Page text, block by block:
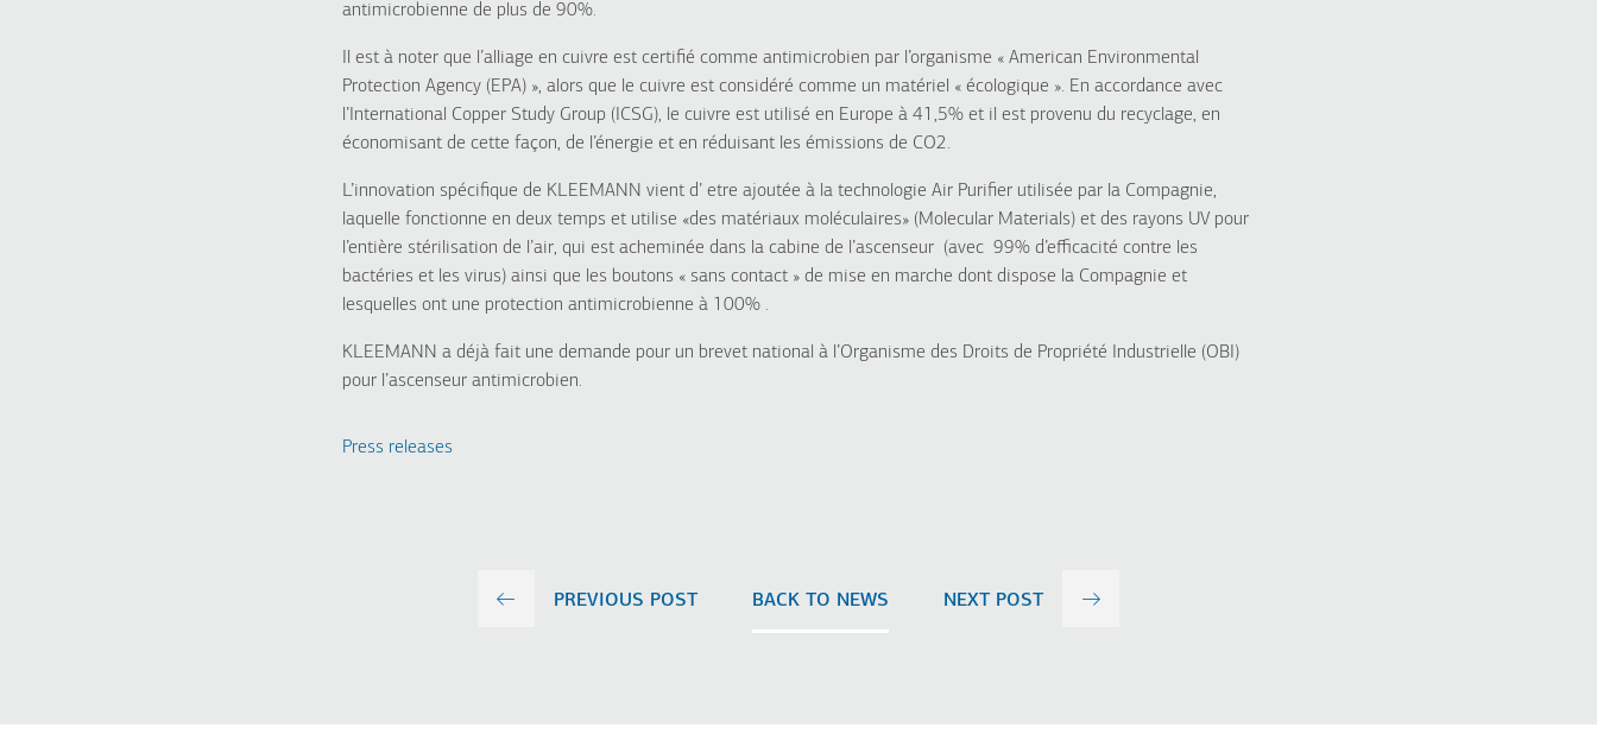
antimicrobienne de plus de 90%.
Il est à noter que l’alliage en cuivre est certifié comme antimicrobien par l’organisme « American Environmental
Protection Agency (EPA) », alors que le cuivre est considéré comme un matériel « écologique ». En accordance avec
l’International Copper Study Group (ICSG), le cuivre est utilisé en Europe à 41,5% et il est provenu du recyclage, en
économisant de cette façon, de l’énergie et en réduisant les émissions de CO2.
L’innovation spécifique de KLEEMANN vient d’ etre ajoutée à la technologie Air Purifier utilisée par la Compagnie,
laquelle fonctionne en deux temps et utilise «des matériaux moléculaires» (Molecular Materials) et des rayons UV pour
l’entière stérilisation de l’air, qui est acheminée dans la cabine de l’ascenseur (avec 99% d’efficacité contre les
bactéries et les virus) ainsi que les boutons « sans contact » de mise en marche dont dispose la Compagnie et
lesquelles ont une protection antimicrobienne à 100% .
KLEEMANN a déjà fait une demande pour un brevet national à l’Organisme des Droits de Propriété Industrielle (ΟΒΙ )
pour l’ascenseur antimicrobien.
Press releases
PREVIOUS POST BACK TO NEWS NEXT POST